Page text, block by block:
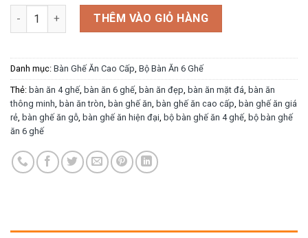
Bàn ghế ăn cao cấp A04 số lượng
THÊM VÀO GIỎ HÀNG
Danh mục: Bàn Ghế Ăn Cao Cấp, Bộ Bàn Ăn 6 Ghế
Thẻ: bàn ăn 4 ghế, bàn ăn 6 ghế, bàn ăn đẹp, bàn ăn mặt đá, bàn ăn
thông minh, bàn ăn tròn, bàn ghế ăn, bàn ghế ăn cao cấp, bàn ghế ăn giá
rẻ, bàn ghế ăn gỗ, bàn ghế ăn hiện đại, bộ bàn ghế ăn 4 ghế, bộ bàn ghế
ăn 6 ghế